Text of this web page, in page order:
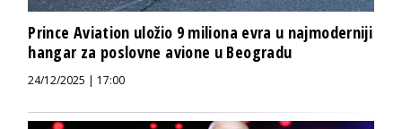
Prince Aviation uložio 9 miliona evra u najmoderniji
hangar za poslovne avione u Beogradu
24/12/2025 | 17:00